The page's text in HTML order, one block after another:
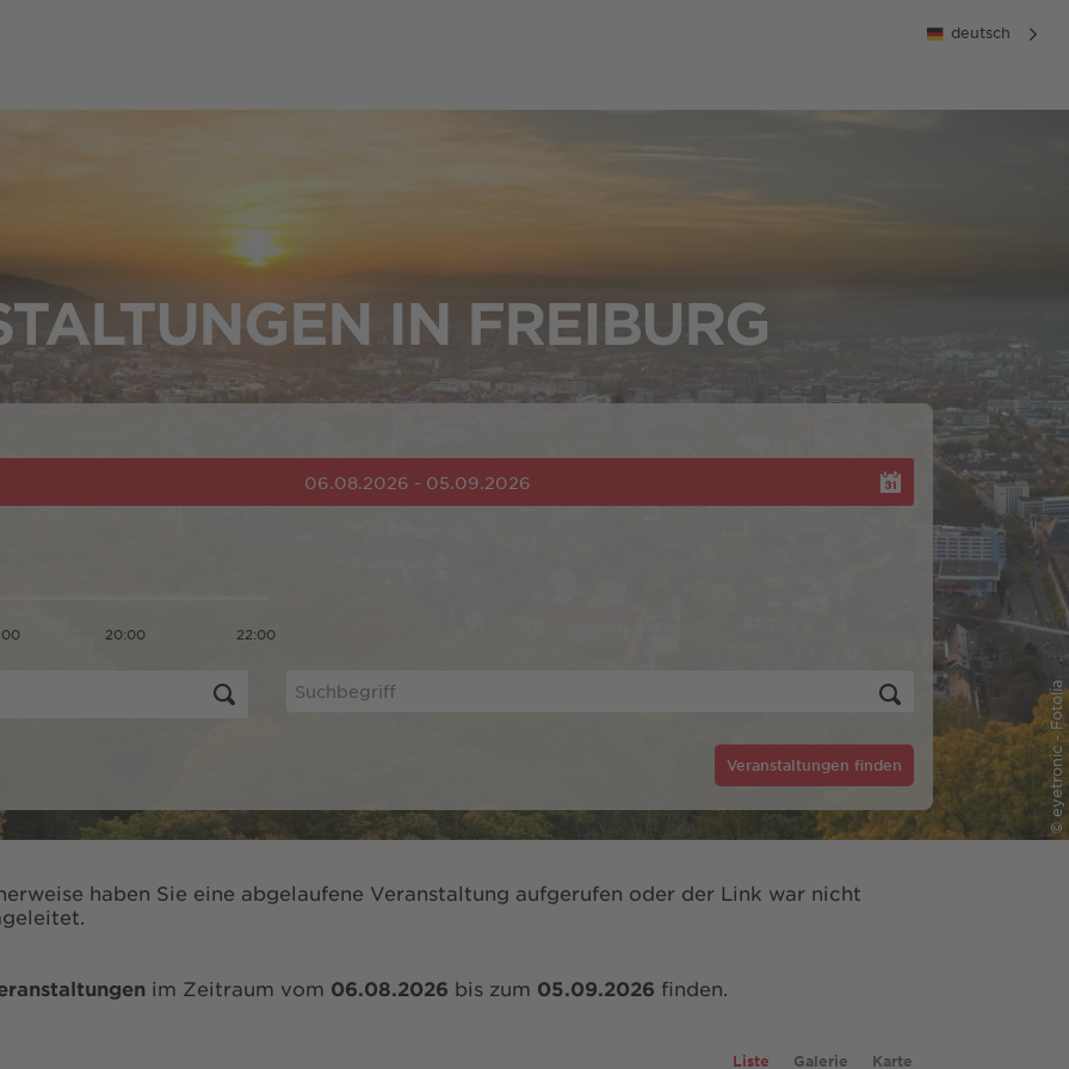
deutsch
© eyetronic - Fotolia
IN FREIBURG
06.08.2026 - 05.09.2026
20:00 22:00
Veranstaltungen finden
haben Sie eine abgelaufene Veranstaltung aufgerufen oder der Link war nicht
im Zeitraum vom 06.08.2026 bis zum 05.09.2026 finden.
Liste Galerie Karte